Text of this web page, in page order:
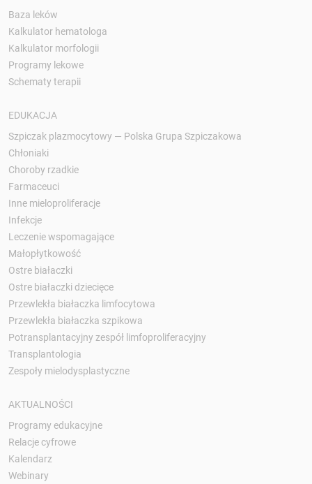
Baza leków
Kalkulator hematologa
Kalkulator morfologii
Programy lekowe
Schematy terapii
EDUKACJA
Szpiczak plazmocytowy — Polska Grupa Szpiczakowa
Chłoniaki
Choroby rzadkie
Farmaceuci
Inne mieloproliferacje
Infekcje
Leczenie wspomagające
Małopłytkowość
Ostre białaczki
Ostre białaczki dziecięce
Przewlekła białaczka limfocytowa
Przewlekła białaczka szpikowa
Potransplantacyjny zespół limfoproliferacyjny
Transplantologia
Zespoły mielodysplastyczne
AKTUALNOŚCI
Programy edukacyjne
Relacje cyfrowe
Kalendarz
Webinary